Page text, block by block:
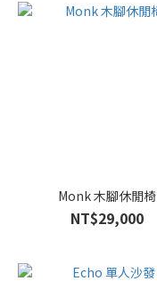
Monk 木腳休閒椅
NT$29,000